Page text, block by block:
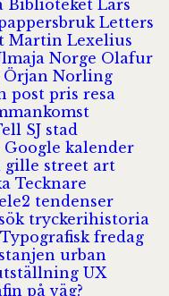
Biblioteket Lars
Letters
Martin Lexelius
Norge Olafur
Örjan Norling
post pris resa
SJ stad
Google kalender
gille street art
Tecknare
tendenser
tryckerihistoria
Typografisk fredag
urban
UX
på väg?